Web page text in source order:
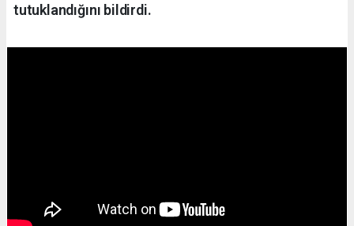
tutuklandığını bildirdi.